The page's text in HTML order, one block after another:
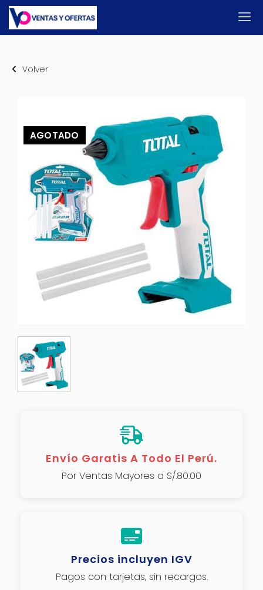
Volver
AGOTADO
Envío Garatis A Todo El Perú.
Por Ventas Mayores a S/.80.00
Precios incluyen IGV
Pagos con tarjetas, sin recargos.